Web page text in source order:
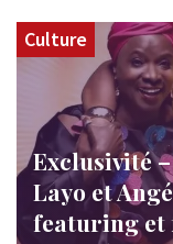
Culture
Exclusivité
Layo et
featuring et